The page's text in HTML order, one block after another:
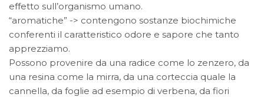
effetto sull’organismo umano.
“aromatiche” -> contengono sostanze biochimiche
conferenti il caratteristico odore e sapore che tanto
apprezziamo.
Possono provenire da una radice come lo zenzero, da
una resina come la mirra, da una corteccia quale la
cannella, da foglie ad esempio di verbena, da fiori